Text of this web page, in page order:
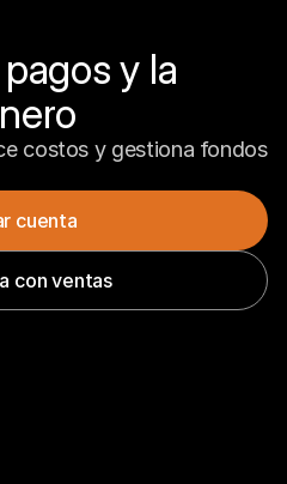
y la
costos y gestiona fondos
cuenta
con ventas